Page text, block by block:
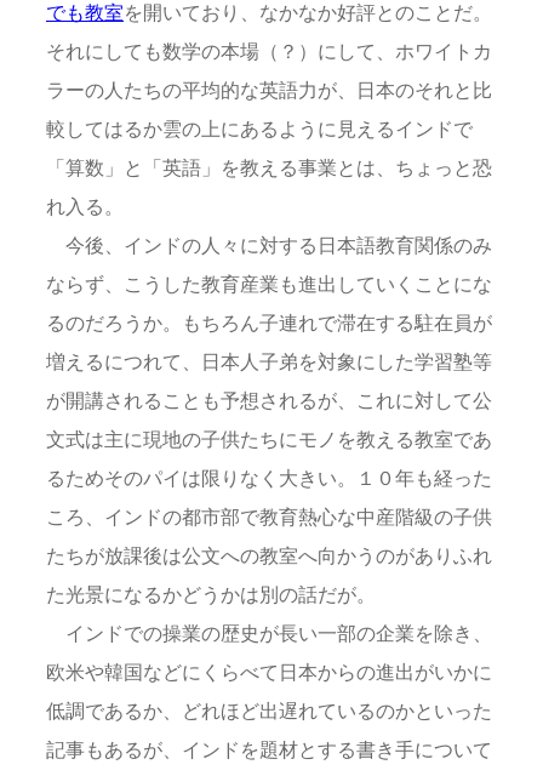
でも教室を開いており、なかなか好評とのことだ。
それにしても数学の本場（？）にして、ホワイトカ
ラーの人たちの平均的な英語力が、日本のそれと比
較してはるか雲の上にあるように見えるインドで
「算数」と「英語」を教える事業とは、ちょっと恐
れ入る。
今後、インドの人々に対する日本語教育関係のみ
ならず、こうした教育産業も進出していくことにな
るのだろうか。もちろん子連れで滞在する駐在員が
増えるにつれて、日本人子弟を対象にした学習塾等
が開講されることも予想されるが、これに対して公
文式は主に現地の子供たちにモノを教える教室であ
るためそのパイは限りなく大きい。１０年も経った
ころ、インドの都市部で教育熱心な中産階級の子供
たちが放課後は公文への教室へ向かうのがありふれ
た光景になるかどうかは別の話だが。
インドでの操業の歴史が長い一部の企業を除き、
欧米や韓国などにくらべて日本からの進出がいかに
低調であるか、どれほど出遅れているのかといった
記事もあるが、インドを題材とする書き手について